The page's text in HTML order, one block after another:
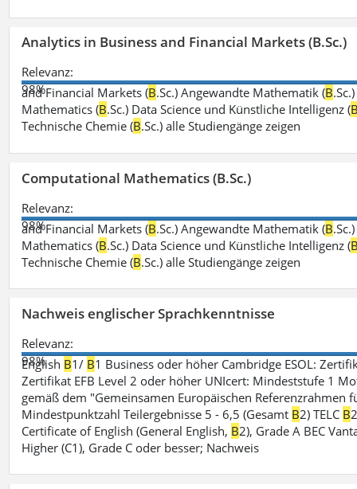
Analytics in Business and Financial Markets (B.Sc.)
Relevanz:
98%
and Financial Markets (B.Sc.) Angewandte Mathematik (B
Mathematics (B.Sc.) Data Science und Künstliche Intelligenz (
Technische Chemie (B.Sc.) alle Studiengänge zeigen
Computational Mathematics (B.Sc.)
Relevanz:
98%
and Financial Markets (B.Sc.) Angewandte Mathematik (B
Mathematics (B.Sc.) Data Science und Künstliche Intelligenz (
Technische Chemie (B.Sc.) alle Studiengänge zeigen
Nachweis englischer Sprachkenntnisse
Relevanz:
98%
English B1/ B1 Business oder höher Cambridge ESOL:
Zertifikat EFB Level 2 oder höher UNIcert: Mindeststufe 1
gemäß dem "Gemeinsamen Europäischen Referenzrahmen
Mindestpunktzahl Teilergebnisse 5 - 6,5 (Gesamt B2) TELC B
Certificate of English (General English, B2), Grade A BEC
Higher (C1), Grade C oder besser; Nachweis